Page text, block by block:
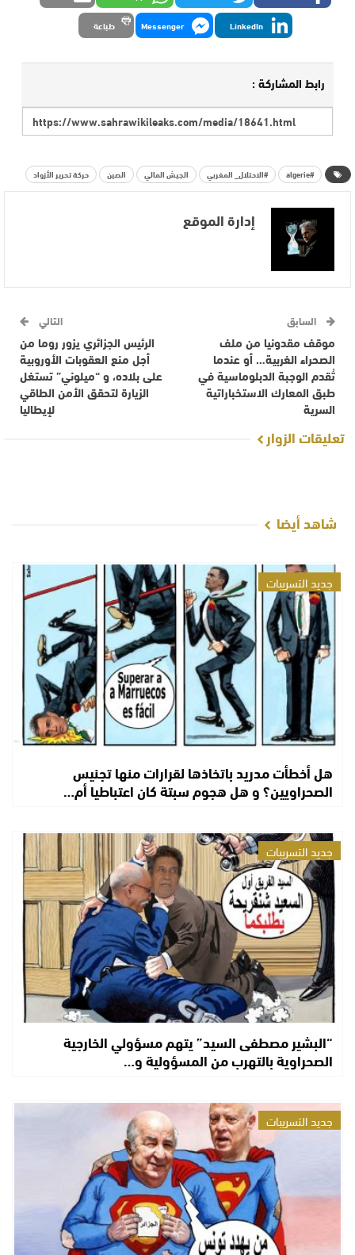
LinkedIn
Messenger طباعة
رابط المشاركة :
#algerie #الاحتلال_ المغربي الجيش المالي الصين حركة تحرير الأزواد
إدارة الموقع
السابق
موقف مقدونيا من ملف
الصحراء الغربية… أو عندما
تُقدم الوجبة الدبلوماسية في
طبق المعارك الاستخباراتية
السرية
التالي
الرئيس الجزائري يزور روما من
أجل منع العقوبات الأوروبية
على بلاده، و “ميلوني” تستغل
الزيارة لتحقق الأمن الطاقي
لإيطاليا
تعليقات الزوار
شاهد أيضا
جديد التسريبات
هل أخطأت مدريد باتخاذها لقرارات منها تجنيس
الصحراويين؟ و هل هجوم سبتة كان اعتباطيا أم…
جديد التسريبات
“البشير مصطفى السيد” يتهم مسؤولي الخارجية
الصحراوية بالتهرب من المسؤولية و…
جديد التسريبات